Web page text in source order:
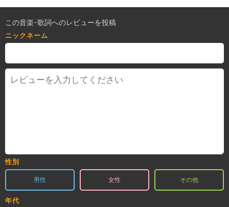
この音楽･歌詞へのレビューを投稿
ニックネーム
性別
男性 女性 その他
年代